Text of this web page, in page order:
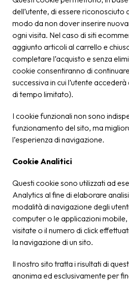
dell’utente, di essere riconosciuto
modo da non dover inserire
ogni visita. Nel caso di siti
aggiunto articoli al carrello e
completare l’acquisto e senza
cookie consentiranno di
successiva in cui l’utente
di tempo limitato).
I cookie funzionali non sono
funzionamento del sito, ma
l’esperienza di navigazione.
Cookie Analitici
Questi cookie sono utilizzati ad
Analytics al fine di elaborare
modalità di navigazione degli
computer o le applicazioni mobile,
visitate o il numero di click
la navigazione di un sito.
Il nostro sito tratta i risultati di
anonima ed esclusivamente per